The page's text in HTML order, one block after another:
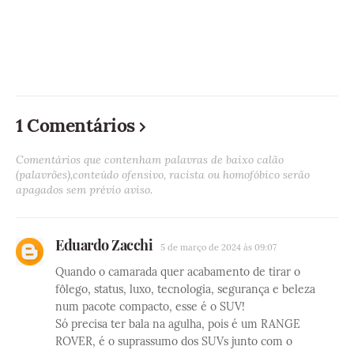
1 Comentários
Comentários que contenham palavras de baixo calão
(palavrões),conteúdo ofensivo, racista ou homofóbico serão
apagados sem prévio aviso.
Eduardo Zacchi 5 de março de 2024 às 09:07
Quando o camarada quer acabamento de tirar o
fôlego, status, luxo, tecnologia, segurança e beleza
num pacote compacto, esse é o SUV!
Só precisa ter bala na agulha, pois é um RANGE
ROVER, é o suprassumo dos SUVs junto com o